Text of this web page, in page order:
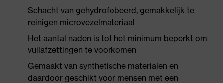
Schacht van gehydrofobeerd, gemakkelijk te
reinigen microvezelmateriaal
Het aantal naden is tot het minimum beperkt om
vuilafzettingen te voorkomen
Gemaakt van synthetische materialen en
daardoor geschikt voor mensen met een